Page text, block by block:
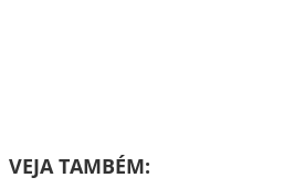
VEJA TAMBÉM: